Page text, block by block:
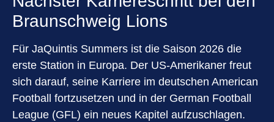
Braunschweig Lions
Für JaQuintis Summers ist die Saison 2026 die
erste Station in Europa. Der US-Amerikaner freut
sich darauf, seine Karriere im deutschen American
Football fortzusetzen und in der German Football
League (GFL) ein neues Kapitel aufzuschlagen.